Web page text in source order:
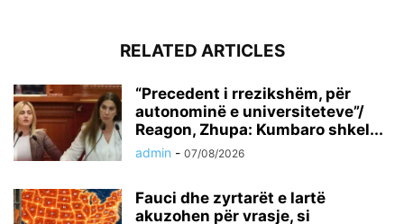
RELATED ARTICLES
“Precedent i rrezikshëm, për
autonominë e universiteteve”/
Reagon, Zhupa: Kumbaro shkel...
admin - 07/08/2026
Fauci dhe zyrtarët e lartë
akuzohen për vrasje, si